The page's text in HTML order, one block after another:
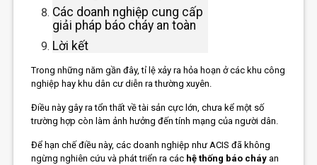
Các doanh nghiệp cung cấp
giải pháp báo cháy an toàn
Lời kết
Trong những năm gần đây, tỉ lệ xảy ra hỏa hoạn ở các khu công
nghiệp hay khu dân cư diễn ra thường xuyên.
Điều này gây ra tổn thất về tài sản cực lớn, chưa kể một số
trường hợp còn làm ảnh hưởng đến tính mạng của người dân.
Để hạn chế điều này, các doanh nghiệp như ACIS đã không
ngừng nghiên cứu và phát triển ra các hệ thống báo cháyan